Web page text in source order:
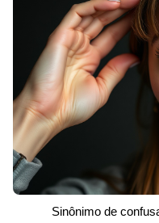
Sinônimo de